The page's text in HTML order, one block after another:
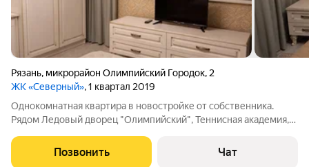
Рязань, микрорайон Олимпийский Городок, 2
ЖК «Северный», 1 квартал 2019
Однокомнатная квартира в новостройке от собственника.
Рядом Ледовый дворец "Олимпийский", Теннисная академия,
Золотые купола. Удобный выезд на аквапарк "Окская
жемчужина", Некоторое царство,
Позвонить Чат